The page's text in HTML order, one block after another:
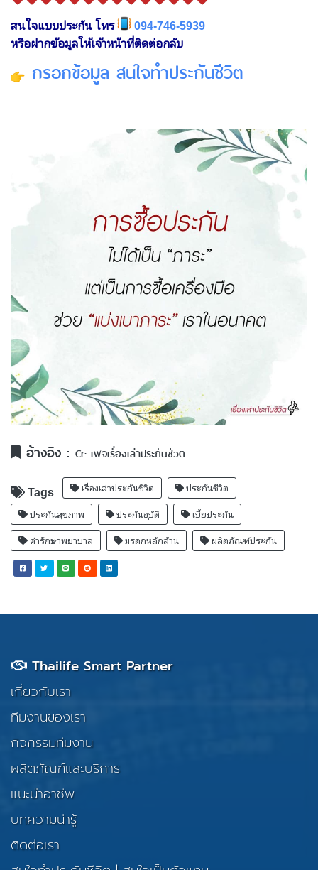
สนใจแบบประกัน โทร
094-746-5939
หรือฝากข้อมูลให้เจ้าหน้าที่ติดต่อกลับ
กรอกข้อมูล สนใจทำประกันชีวิต
อ้างอิง :Cr: เพจเรื่องเล่าประกันชีวิต
Tags เรื่องเล่าประกันชีวิต ประกันชีวิต
ประกันสุขภาพ ประกันอุบัติ เบี้ยประกัน
ค่ารักษาพยาบาล มรดกหลักล้าน ผลิตภัณฑ์ประกัน
Thailife Smart Partner
เกี่ยวกับเรา
ทีมงานของเรา
กิจกรรมทีมงาน
ผลิตภัณฑ์และบริการ
แนะนำอาชีพ
บทความน่ารู้
ติดต่อเรา